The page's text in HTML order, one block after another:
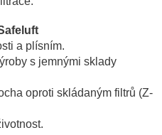
a plísním.
s jemnými sklady
oproti skládaným filtrů (Z-